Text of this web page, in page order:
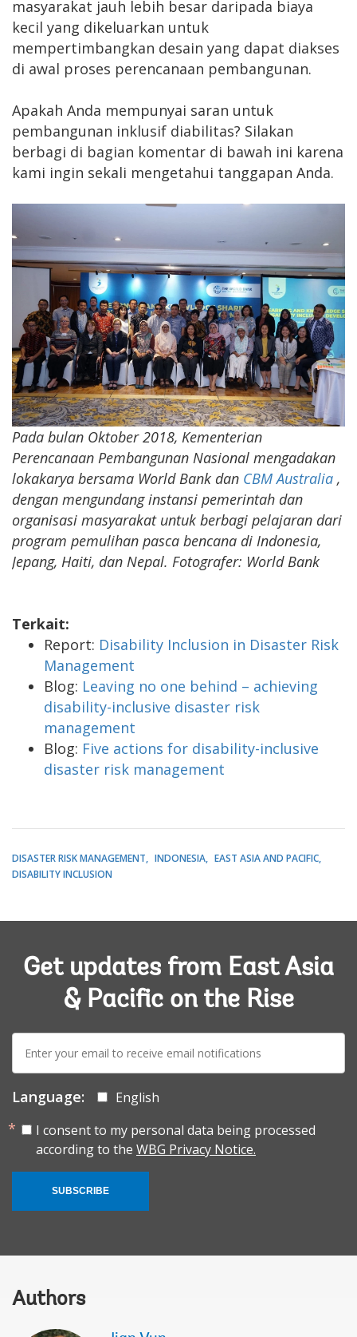
masyarakat jauh lebih besar daripada biaya
kecil yang dikeluarkan untuk
mempertimbangkan desain yang dapat diakses
di awal proses perencanaan pembangunan.
Apakah Anda mempunyai saran untuk
pembangunan inklusif diabilitas? Silakan
berbagi di bagian komentar di bawah ini karena
kami ingin sekali mengetahui tanggapan Anda.
Pada bulan Oktober 2018, Kementerian
Perencanaan Pembangunan Nasional mengadakan
lokakarya bersama World Bank dan CBM Australia ,
dengan mengundang instansi pemerintah dan
organisasi masyarakat untuk berbagi pelajaran dari
program pemulihan pasca bencana di Indonesia,
Jepang, Haiti, dan Nepal. Fotografer: World Bank
Terkait:
Report: Disability Inclusion in Disaster Risk
Management
Blog: Leaving no one behind – achieving
disability-inclusive disaster risk
management
Blog: Five actions for disability-inclusive
disaster risk management
DISASTER RISK MANAGEMENT INDONESIA
EAST ASIA AND PACIFIC
DISABILITY INCLUSION
Get updates from East Asia
& Pacific on the Rise
mail:
Language:
English
I consent to my personal data being processed
according to the WBG Privacy Notice.
SUBSCRIBE
Authors